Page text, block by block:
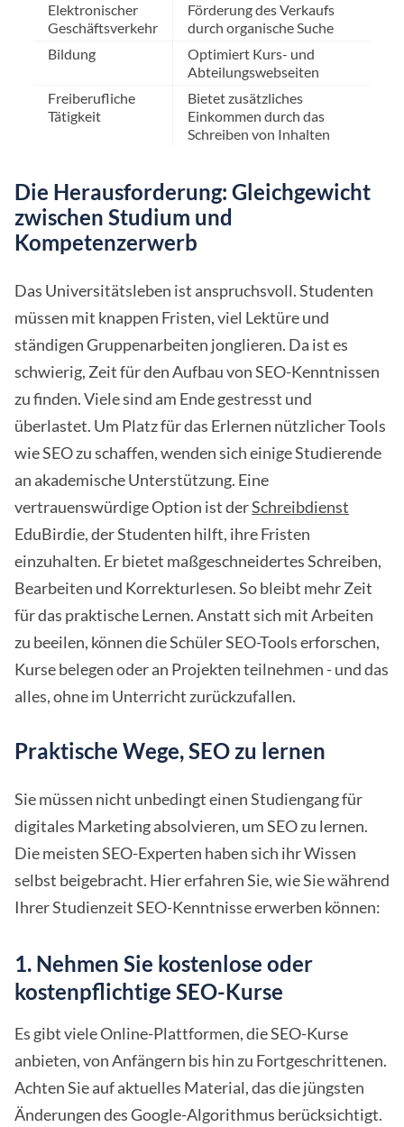
Elektronischer
Geschäftsverkehr
Förderung des Verkaufs
durch organische Suche
Bildung
Optimiert Kurs- und
Abteilungswebseiten
Freiberufliche
Tätigkeit
Bietet zusätzliches
Einkommen durch das
Schreiben von Inhalten
Die Herausforderung: Gleichgewicht
zwischen Studium und
Kompetenzerwerb
Das Universitätsleben ist anspruchsvoll. Studenten
müssen mit knappen Fristen, viel Lektüre und
ständigen Gruppenarbeiten jonglieren. Da ist es
schwierig, Zeit für den Aufbau von SEO-Kenntnissen
zu finden. Viele sind am Ende gestresst und
überlastet. Um Platz für das Erlernen nützlicher Tools
wie SEO zu schaffen, wenden sich einige Studierende
an akademische Unterstützung. Eine
vertrauenswürdige Option ist derSchreibdienst
EduBirdie, der Studenten hilft, ihre Fristen
einzuhalten. Er bietet maßgeschneidertes Schreiben,
Bearbeiten und Korrekturlesen. So bleibt mehr Zeit
für das praktische Lernen. Anstatt sich mit Arbeiten
zu beeilen, können die Schüler SEO-Tools erforschen,
Kurse belegen oder an Projekten teilnehmen - und das
alles, ohne im Unterricht zurückzufallen.
Praktische Wege, SEO zu lernen
Sie müssen nicht unbedingt einen Studiengang für
digitales Marketing absolvieren, um SEO zu lernen.
Die meisten SEO-Experten haben sich ihr Wissen
selbst beigebracht. Hier erfahren Sie, wie Sie während
Ihrer Studienzeit SEO-Kenntnisse erwerben können:
1. Nehmen Sie kostenlose oder
kostenpflichtige SEO-Kurse
Es gibt viele Online-Plattformen, die SEO-Kurse
anbieten, von Anfängern bis hin zu Fortgeschrittenen.
Achten Sie auf aktuelles Material, das die jüngsten
Änderungen des Google-Algorithmus berücksichtigt.